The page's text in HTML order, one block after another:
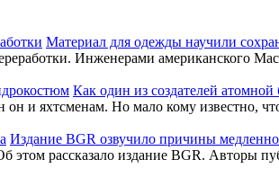
Материал для одежды научили
Инженерами американского
Как один из создателей
и яхтсменам. Но мало кому известно,
Издание BGR озвучило причины
этом рассказало издание BGR. Авторы